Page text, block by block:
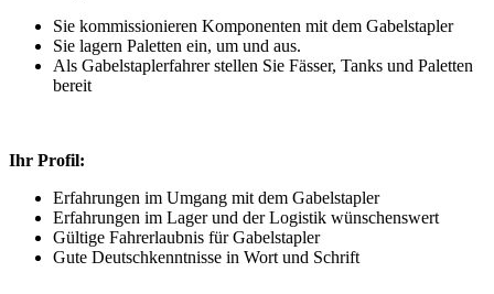
Sie kommissionieren Komponenten mit dem Gabelstapler
Sie lagern Paletten ein, um und aus.
Als Gabelstaplerfahrer stellen Sie Fässer, Tanks und Paletten
bereit
Ihr Profil:
Erfahrungen im Umgang mit dem Gabelstapler
Erfahrungen im Lager und der Logistik wünschenswert
Gültige Fahrerlaubnis für Gabelstapler
Gute Deutschkenntnisse in Wort und Schrift